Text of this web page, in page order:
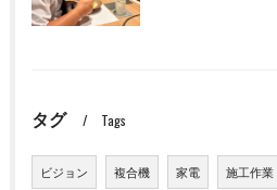
タグ Tags
ビジョン 複合機 家電 施工作業